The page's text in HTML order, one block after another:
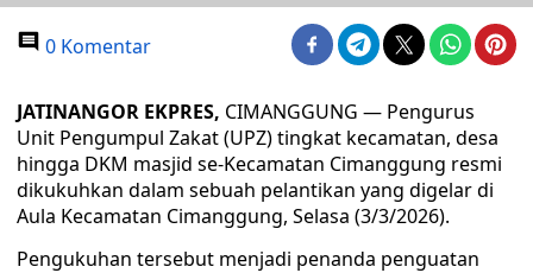
0 Komentar
JATINANGOR EKPRES, CIMANGGUNG — Pengurus
Unit Pengumpul Zakat (UPZ) tingkat kecamatan, desa
hingga DKM masjid se-Kecamatan Cimanggung resmi
dikukuhkan dalam sebuah pelantikan yang digelar di
Aula Kecamatan Cimanggung, Selasa (3/3/2026).
Pengukuhan tersebut menjadi penanda penguatan